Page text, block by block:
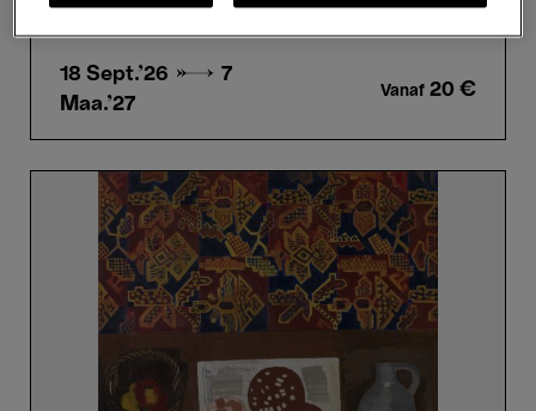
18 Sept.'26 → 7
Maa.'27
Vanaf 20 €
Brusselmans